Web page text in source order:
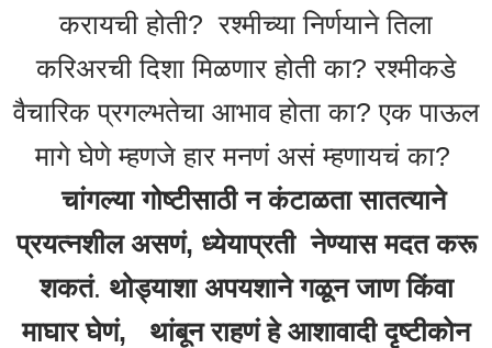
करायची होती? रश्मीच्या निर्णयाने तिला
करिअरची दिशा मिळणार होती का? रश्मीकडे
वैचारिक प्रगल्भतेचा आभाव होता का? एक पाऊल
मागे घेणे म्हणजे हार मनणं असं म्हणायचं का?
चांगल्या गोष्टीसाठी न कंटाळता सातत्याने
प्रयत्नशील असणं, ध्येयाप्रती नेण्यास मदत करू
शकतं. थोड्याशा अपयशाने गळून जाण किंवा
माघार घेणं, थांबून राहणं हे आशावादी दृष्टीकोन